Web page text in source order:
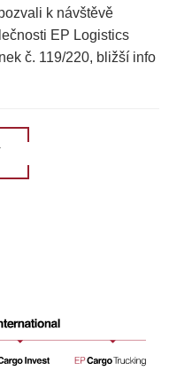
k návštěvě
EP Logistics
č. 119/220, bližší info